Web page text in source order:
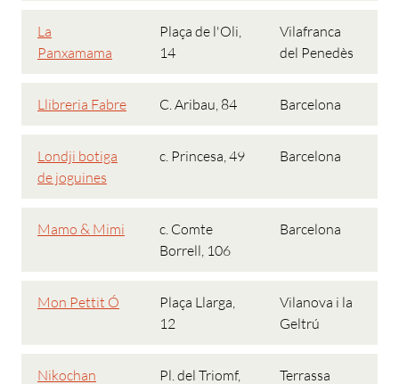
La
Panxamama
Plaça de l'Oli,
14
Vilafranca
del Penedès
Llibreria Fabre C. Aribau, 84 Barcelona
Londji botiga
de joguines
c. Princesa, 49 Barcelona
Mamo & Mimi
c. Comte
Borrell, 106
Barcelona
Mon Pettit Ó
Plaça Llarga,
12
Vilanova i la
Geltrú
Nikochan
Pl. del Triomf,
Terrassa